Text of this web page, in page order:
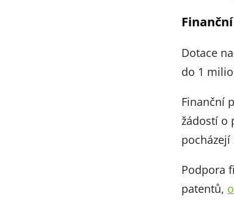
Dotace
do 1
Finanční
žádostí o
pocházejí
Podpora
patentů,